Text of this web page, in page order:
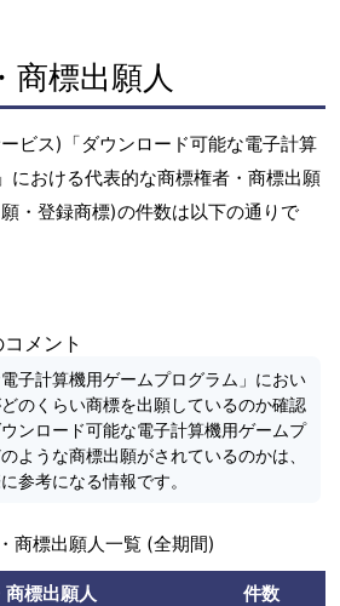
商標出願人
ビス)「ダウンロード可能な電子計算
における代表的な商標権者・商標出願
・登録商標)の件数は以下の通りで
メント
電子計算機用ゲームプログラム」におい
のくらい商標を出願しているのか確認
ンロード可能な電子計算機用ゲームプ
ような商標出願がされているのかは、
参考になる情報です。
商標出願人一覧 (全期間)
標出願人
件数